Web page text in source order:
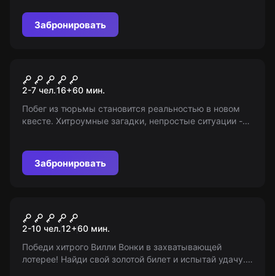
информационная площадка.
Забронировать
Побег из тюрьмы
2-7 чел.16+60 мин.
Побег из тюрьмы становится реальностью в новом
квесте. Хитроумные загадки, непростые ситуации -
Забронировать
Чарли и шоколадная
фабрика
2-10 чел.12+60 мин.
Победи хитрого Вилли Вонки в захватывающей
лотерее! Найди свой золотой билет и испытай удачу.